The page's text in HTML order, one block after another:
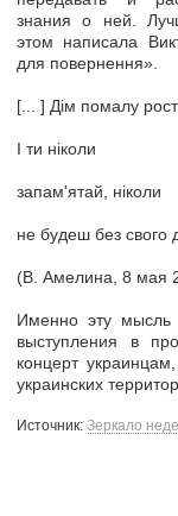
знания о ней.
этом написала
для повернення».
[... ] Дім помалу
І ти ніколи
запам'ятай, ніколи
не будеш без свого
(В. Амелина, 8 мая
Именно эту мысль
выступления в
концерт
украинских
Источник: Зеркало